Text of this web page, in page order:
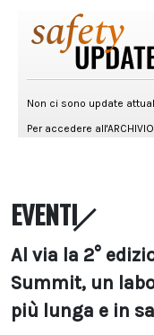
EVENTI
Al via la 2°
Summit, un
più lunga e in